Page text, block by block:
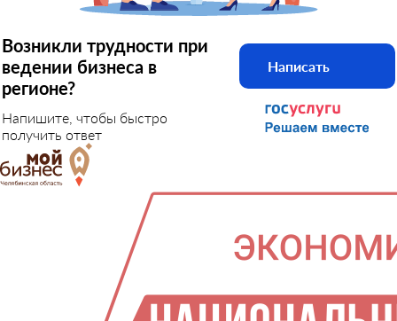
Возникли трудности при
ведении бизнеса в
регионе?
Напишите, чтобы быстро
получить ответ
Написать